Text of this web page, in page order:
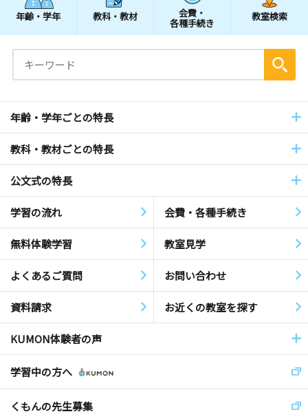
年齢・学年 教科・教材 会費・
各種手続き
教室検索
年齢・学年ごとの特長
教科・教材ごとの特長
公文式の特長
学習の流れ 会費・各種手続き
無料体験学習 教室見学
よくあるご質問 お問い合わせ
資料請求 お近くの教室を探す
KUMON体験者の声
学習中の方へ
くもんの先生募集